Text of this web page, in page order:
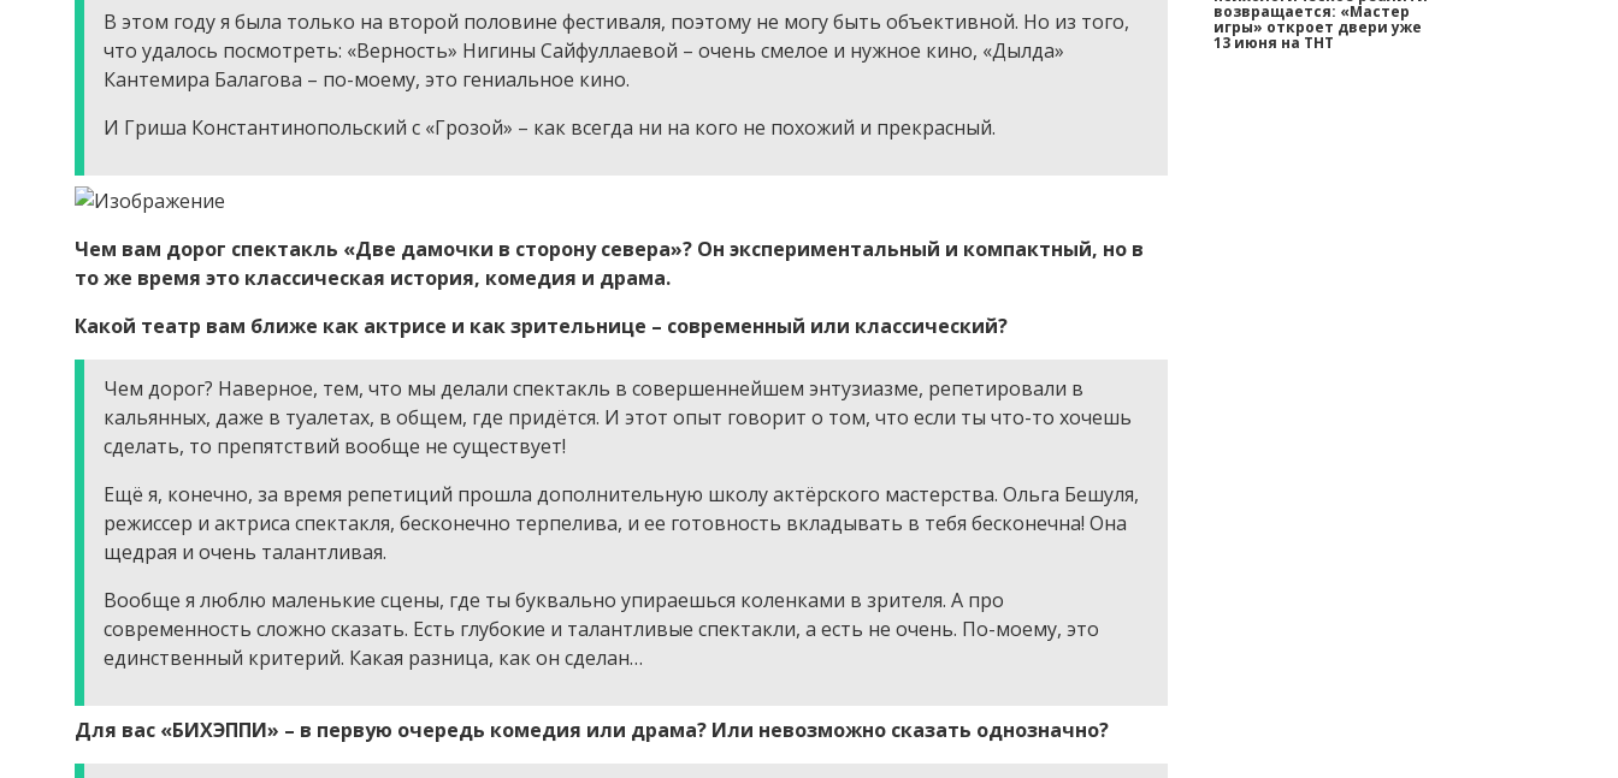
В этом году я была только на второй половине фестиваля, поэтому не могу быть объективной. Но из того,
что удалось посмотреть: «Верность» Нигины Сайфуллаевой – очень смелое и нужное кино, «Дылда»
Кантемира Балагова – по-моему, это гениальное кино.
И Гриша Константинопольский с «Грозой» – как всегда ни на кого не похожий и прекрасный.
Чем вам дорог спектакль «Две дамочки в сторону севера»? Он экспериментальный и компактный, но в
то же время это классическая история, комедия и драма.
Какой театр вам ближе как актрисе и как зрительнице – современный или классический?
Чем дорог? Наверное, тем, что мы делали спектакль в совершеннейшем энтузиазме, репетировали в
кальянных, даже в туалетах, в общем, где придётся. И этот опыт говорит о том, что если ты что-то хочешь
сделать, то препятствий вообще не существует!
Ещё я, конечно, за время репетиций прошла дополнительную школу актёрского мастерства. Ольга Бешуля,
режиссер и актриса спектакля, бесконечно терпелива, и ее готовность вкладывать в тебя бесконечна! Она
щедрая и очень талантливая.
Вообще я люблю маленькие сцены, где ты буквально упираешься коленками в зрителя. А про
современность сложно сказать. Есть глубокие и талантливые спектакли, а есть не очень. По-моему, это
единственный критерий. Какая разница, как он сделан…
Для вас «БИХЭППИ» – в первую очередь комедия или драма? Или невозможно сказать однозначно?
возвращается: «Мастер
игры» откроет двери уже
13 июня на ТНТ